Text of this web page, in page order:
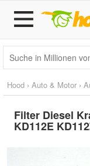
Hood › Auto & Motor ›
Filter Diesel
KD112E